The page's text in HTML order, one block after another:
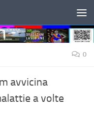
0
avvicina
a volte